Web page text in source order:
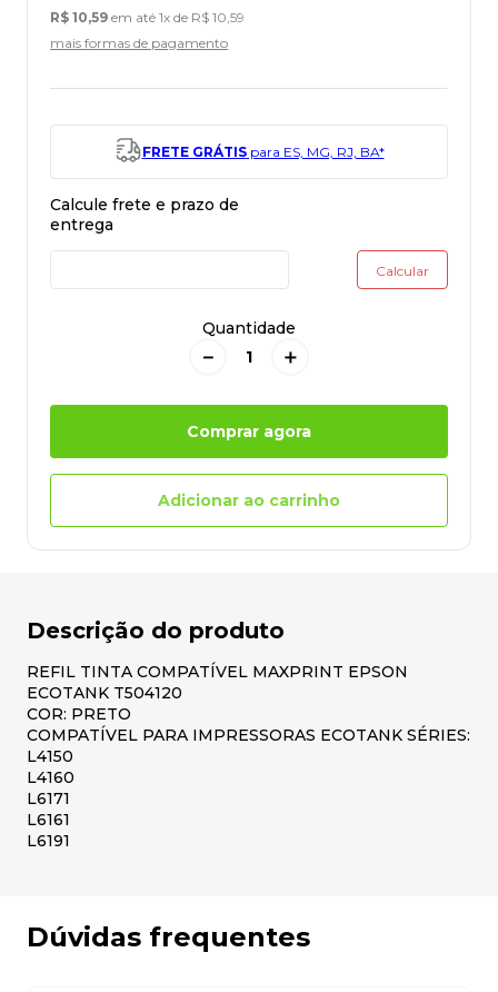
R$ 10,59 em até 1x de R$ 10,59
mais formas de pagamento
FRETE GRÁTISpara ES, MG, RJ, BA*
Quantidade
＋
－
Comprar agora
Adicionar ao carrinho
Descrição do produto
REFIL TINTA COMPATÍVEL MAXPRINT EPSON
ECOTANK T504120
COR: PRETO
COMPATÍVEL PARA IMPRESSORAS ECOTANK SÉRIES:
L4150
L4160
L6171
L6161
L6191
Dúvidas frequentes